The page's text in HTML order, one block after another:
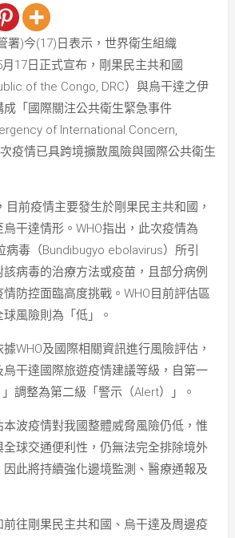
署)今(17)日表示，世界衛生組織
月17日正式宣布，剛果民主共和國
of the Congo, DRC）與烏干達之伊
「國際關注公共衛生緊急事件
of International Concern,
疫情已具跨境擴散風險與國際公共衛生
目前疫情主要發生於剛果民主共和國，
干達情形。WHO指出，此次疫情為
病毒（Bundibugyo ebolavirus）所引
病毒的治療方法或疫苗，且部分病例
防控面臨高度挑戰。WHO目前評估區
風險則為「低」。
WHO及國際相關資訊進行風險評估，
干達國際旅遊疫情建議等級，自第一
調整為第二級「警示（Alert）」。
波疫情對我國整體威脅風險仍低，惟
球交通便利性，仍無法完全排除境外
此將持續強化邊境監測、醫療通報及
往剛果民主共和國、烏干達及周邊疫